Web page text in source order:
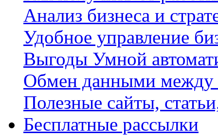
Анализ бизнеса и
Удобное управление
Выгоды Умной
Обмен данными между
Полезные сайты,
Бесплатные рассылки